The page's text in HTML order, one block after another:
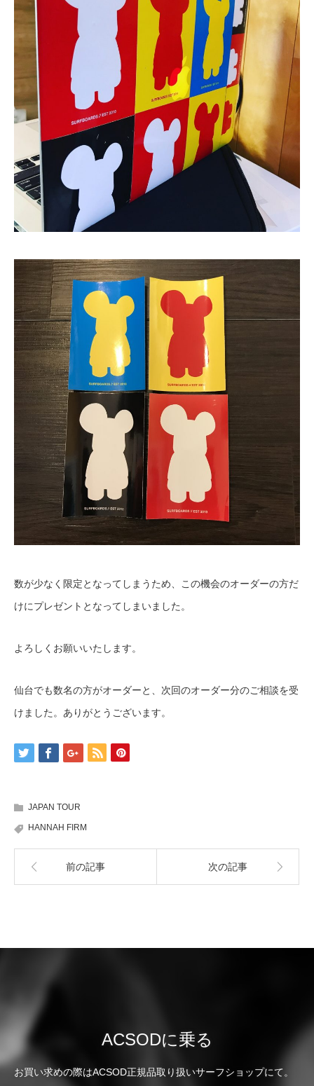
数が少なく限定となってしまうため、この機会のオーダーの方だ
けにプレゼントとなってしまいました。
よろしくお願いいたします。
仙台でも数名の方がオーダーと、次回のオーダー分のご相談を受
けました。ありがとうございます。
JAPAN TOUR
HANNAH FIRM
前の記事 次の記事
ACSODに乗る
お買い求めの際はACSOD正規品取り扱いサーフショップにて。